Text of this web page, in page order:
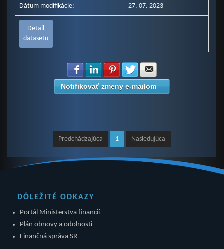
Dátum modifikácie: 27. 07. 2023
Detail
datasetu
Zdielať na Facebook
Zdielať na LinkedIn
Zdielať na Pinterest
Zdielať na Twitter
Notifikovať zmeny e-mailom
Predchádzajúca 1 Nasledujúca
DÔLEŽITÉ ODKAZY
Portál Ministerstva financií
Plán obnovy a odolnosti
Finančná správa SR